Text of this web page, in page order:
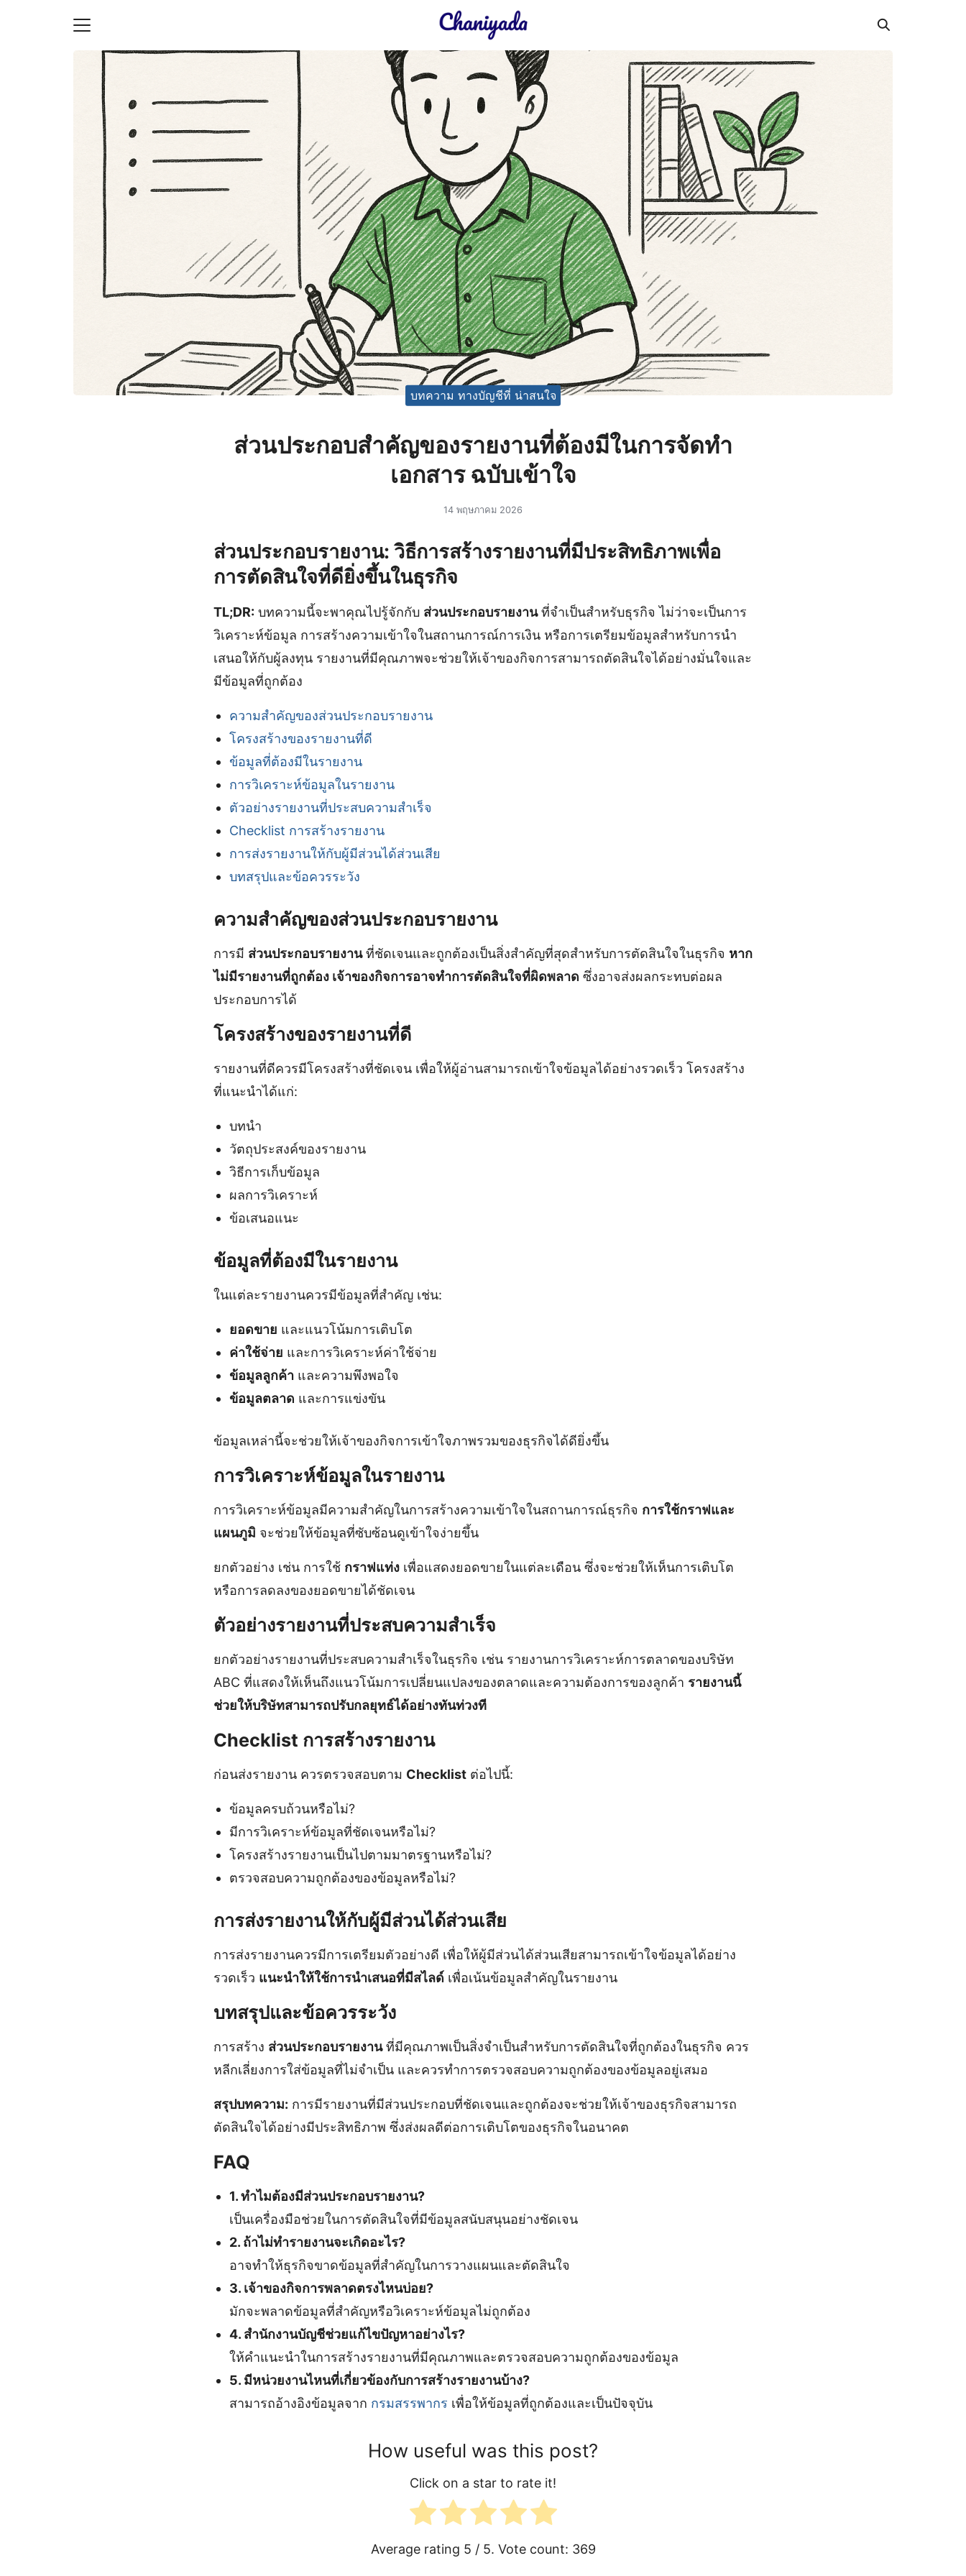
ญชี (Accounting service)
บทความ ทางบัญชีที่ น่าสนใจ
ส่วนประกอบสำคัญของรายงานที่ต้องมีในการจัดทำ
เอกสาร ฉบับเข้าใจ
14 พฤษภาคม 2026
ส่วนประกอบรายงาน: วิธีการสร้างรายงานที่มีประสิทธิภาพเพื่อ
การตัดสินใจที่ดียิ่งขึ้นในธุรกิจ
TL;DR: บทความนี้จะพาคุณไปรู้จักกับ ส่วนประกอบรายงานที่จำเป็นสำหรับธุรกิจ ไม่ว่าจะเป็นการ
วิเคราะห์ข้อมูล การสร้างความเข้าใจในสถานการณ์การเงิน หรือการเตรียมข้อมูลสำหรับการนำ
เสนอให้กับผู้ลงทุน รายงานที่มีคุณภาพจะช่วยให้เจ้าของกิจการสามารถตัดสินใจได้อย่างมั่นใจและ
มีข้อมูลที่ถูกต้อง
ความสำคัญของส่วนประกอบรายงาน
โครงสร้างของรายงานที่ดี
ข้อมูลที่ต้องมีในรายงาน
การวิเคราะห์ข้อมูลในรายงาน
ตัวอย่างรายงานที่ประสบความสำเร็จ
Checklist การสร้างรายงาน
การส่งรายงานให้กับผู้มีส่วนได้ส่วนเสีย
บทสรุปและข้อควรระวัง
ความสำคัญของส่วนประกอบรายงาน
การมี ส่วนประกอบรายงานที่ชัดเจนและถูกต้องเป็นสิ่งสำคัญที่สุดสำหรับการตัดสินใจในธุรกิจ หาก
ไม่มีรายงานที่ถูกต้อง เจ้าของกิจการอาจทำการตัดสินใจที่ผิดพลาด ซึ่งอาจส่งผลกระทบต่อผล
ประกอบการได้
โครงสร้างของรายงานที่ดี
รายงานที่ดีควรมีโครงสร้างที่ชัดเจน เพื่อให้ผู้อ่านสามารถเข้าใจข้อมูลได้อย่างรวดเร็ว โครงสร้าง
ที่แนะนำได้แก่:
บทนำ
วัตถุประสงค์ของรายงาน
วิธีการเก็บข้อมูล
ผลการวิเคราะห์
ข้อเสนอแนะ
ข้อมูลที่ต้องมีในรายงาน
ในแต่ละรายงานควรมีข้อมูลที่สำคัญ เช่น:
ยอดขาย และแนวโน้มการเติบโต
ค่าใช้จ่าย และการวิเคราะห์ค่าใช้จ่าย
ข้อมูลลูกค้าและความพึงพอใจ
ข้อมูลตลาด และการแข่งขัน
ข้อมูลเหล่านี้จะช่วยให้เจ้าของกิจการเข้าใจภาพรวมของธุรกิจได้ดียิ่งขึ้น
การวิเคราะห์ข้อมูลในรายงาน
การวิเคราะห์ข้อมูลมีความสำคัญในการสร้างความเข้าใจในสถานการณ์ธุรกิจ การใช้กราฟและ
แผนภูมิ จะช่วยให้ข้อมูลที่ซับซ้อนดูเข้าใจง่ายขึ้น
ยกตัวอย่าง เช่น การใช้ กราฟแท่ง เพื่อแสดงยอดขายในแต่ละเดือน ซึ่งจะช่วยให้เห็นการเติบโต
หรือการลดลงของยอดขายได้ชัดเจน
ตัวอย่างรายงานที่ประสบความสำเร็จ
ยกตัวอย่างรายงานที่ประสบความสำเร็จในธุรกิจ เช่น รายงานการวิเคราะห์การตลาดของบริษัท
ABC ที่แสดงให้เห็นถึงแนวโน้มการเปลี่ยนแปลงของตลาดและความต้องการของลูกค้า รายงานนี้
ช่วยให้บริษัทสามารถปรับกลยุทธ์ได้อย่างทันท่วงที
Checklist การสร้างรายงาน
ก่อนส่งรายงาน ควรตรวจสอบตาม Checklist ต่อไปนี้:
ข้อมูลครบถ้วนหรือไม่?
มีการวิเคราะห์ข้อมูลที่ชัดเจนหรือไม่?
โครงสร้างรายงานเป็นไปตามมาตรฐานหรือไม่?
ตรวจสอบความถูกต้องของข้อมูลหรือไม่?
การส่งรายงานให้กับผู้มีส่วนได้ส่วนเสีย
การส่งรายงานควรมีการเตรียมตัวอย่างดี เพื่อให้ผู้มีส่วนได้ส่วนเสียสามารถเข้าใจข้อมูลได้อย่าง
รวดเร็ว แนะนำให้ใช้การนำเสนอที่มีสไลด์ เพื่อเน้นข้อมูลสำคัญในรายงาน
บทสรุปและข้อควรระวัง
การสร้าง ส่วนประกอบรายงานที่มีคุณภาพเป็นสิ่งจำเป็นสำหรับการตัดสินใจที่ถูกต้องในธุรกิจ ควร
หลีกเลี่ยงการใส่ข้อมูลที่ไม่จำเป็น และควรทำการตรวจสอบความถูกต้องของข้อมูลอยู่เสมอ
สรุปบทความ: การมีรายงานที่มีส่วนประกอบที่ชัดเจนและถูกต้องจะช่วยให้เจ้าของธุรกิจสามารถ
ตัดสินใจได้อย่างมีประสิทธิภาพ ซึ่งส่งผลดีต่อการเติบโตของธุรกิจในอนาคต
FAQ
1. ทำไมต้องมีส่วนประกอบรายงาน?
เป็นเครื่องมือช่วยในการตัดสินใจที่มีข้อมูลสนับสนุนอย่างชัดเจน
2. ถ้าไม่ทำรายงานจะเกิดอะไร?
อาจทำให้ธุรกิจขาดข้อมูลที่สำคัญในการวางแผนและตัดสินใจ
3. เจ้าของกิจการพลาดตรงไหนบ่อย?
มักจะพลาดข้อมูลที่สำคัญหรือวิเคราะห์ข้อมูลไม่ถูกต้อง
4. สำนักงานบัญชีช่วยแก้ไขปัญหาอย่างไร?
ให้คำแนะนำในการสร้างรายงานที่มีคุณภาพและตรวจสอบความถูกต้องของข้อมูล
5. มีหน่วยงานไหนที่เกี่ยวข้องกับการสร้างรายงานบ้าง?
สามารถอ้างอิงข้อมูลจาก กรมสรรพากร เพื่อให้ข้อมูลที่ถูกต้องและเป็นปัจจุบัน
How useful was this post?
Click on a star to rate it!
Average rating 5 / 5. Vote count: 369